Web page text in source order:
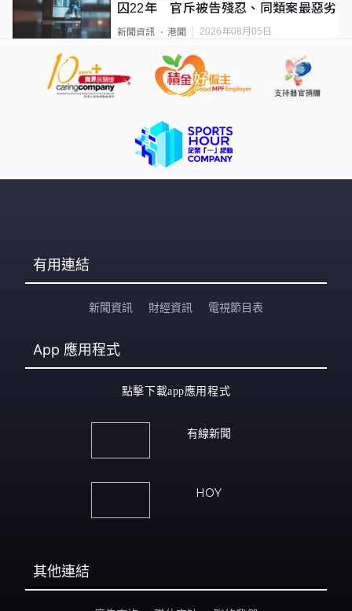
囚22年 官斥被告殘忍、同類案最惡劣
新聞資訊 港聞 2026年08月05日
有用連結
新聞資訊 財經資訊 電視節目表
App 應用程式
點擊下載app應用程式
有線新聞
HOY
其他連結